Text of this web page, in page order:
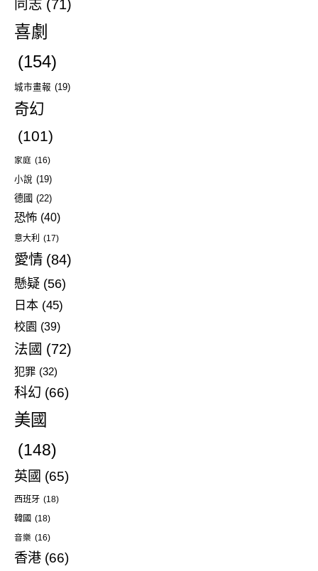
同志 (71)
喜劇
(154)
城市畫報 (19)
奇幻
(101)
家庭 (16)
小說 (19)
德國 (22)
恐怖 (40)
意大利 (17)
愛情 (84)
懸疑 (56)
日本 (45)
校園 (39)
法國 (72)
犯罪 (32)
科幻 (66)
美國
(148)
英國 (65)
西班牙 (18)
韓國 (18)
音樂 (16)
香港 (66)